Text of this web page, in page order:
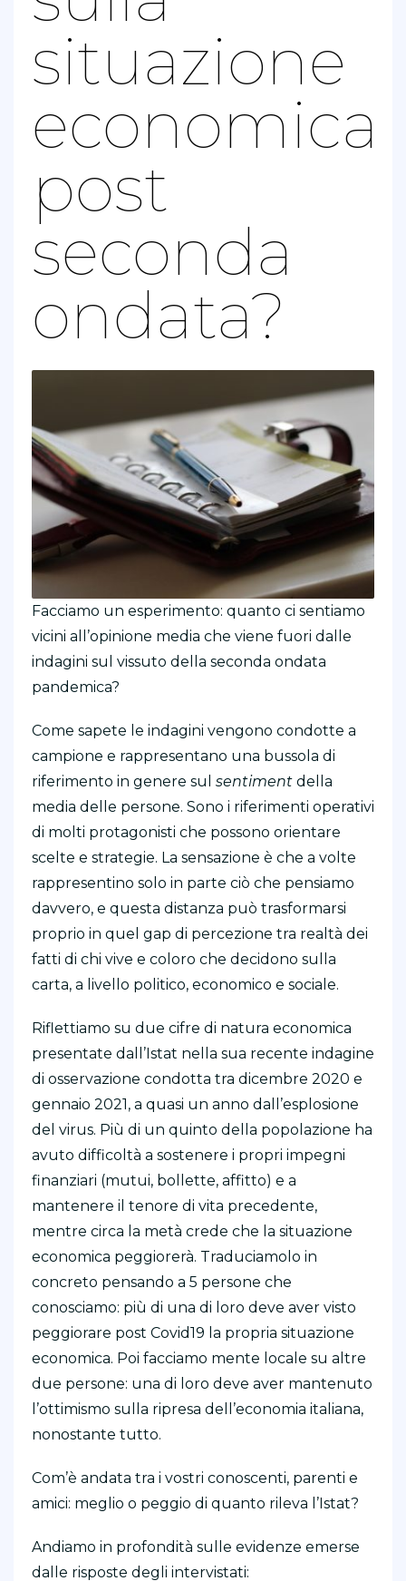
situazione
economica
post
seconda
ondata?
Facciamo un esperimento: quanto ci sentiamo
vicini all’opinione media che viene fuori dalle
indagini sul vissuto della seconda ondata
pandemica?
Come sapete le indagini vengono condotte a
campione e rappresentano una bussola di
riferimento in genere sul sentiment della
media delle persone. Sono i riferimenti operativi
di molti protagonisti che possono orientare
scelte e strategie. La sensazione è che a volte
rappresentino solo in parte ciò che pensiamo
davvero, e questa distanza può trasformarsi
proprio in quel gap di percezione tra realtà dei
fatti di chi vive e coloro che decidono sulla
carta, a livello politico, economico e sociale.
Riflettiamo su due cifre di natura economica
presentate dall’Istat nella sua recente indagine
di osservazione condotta tra dicembre 2020 e
gennaio 2021, a quasi un anno dall’esplosione
del virus. Più di un quinto della popolazione ha
avuto difficoltà a sostenere i propri impegni
finanziari (mutui, bollette, affitto) e a
mantenere il tenore di vita precedente,
mentre circa la metà crede che la situazione
economica peggiorerà. Traduciamolo in
concreto pensando a 5 persone che
conosciamo: più di una di loro deve aver visto
peggiorare post Covid19 la propria situazione
economica. Poi facciamo mente locale su altre
due persone: una di loro deve aver mantenuto
l’ottimismo sulla ripresa dell’economia italiana,
nonostante tutto.
Com’è andata tra i vostri conoscenti, parenti e
amici: meglio o peggio di quanto rileva l’Istat?
Andiamo in profondità sulle evidenze emerse
dalle risposte degli intervistati: